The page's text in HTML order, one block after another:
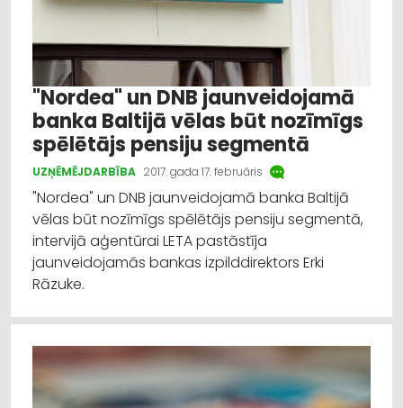
"Nordea" un DNB jaunveidojamā
banka Baltijā vēlas būt nozīmīgs
spēlētājs pensiju segmentā
UZŅĒMĒJDARBĪBA 2017. gada 17. februāris
"Nordea" un DNB jaunveidojamā banka Baltijā
vēlas būt nozīmīgs spēlētājs pensiju segmentā,
intervijā aģentūrai LETA pastāstīja
jaunveidojamās bankas izpilddirektors Erki
Rāzuke.